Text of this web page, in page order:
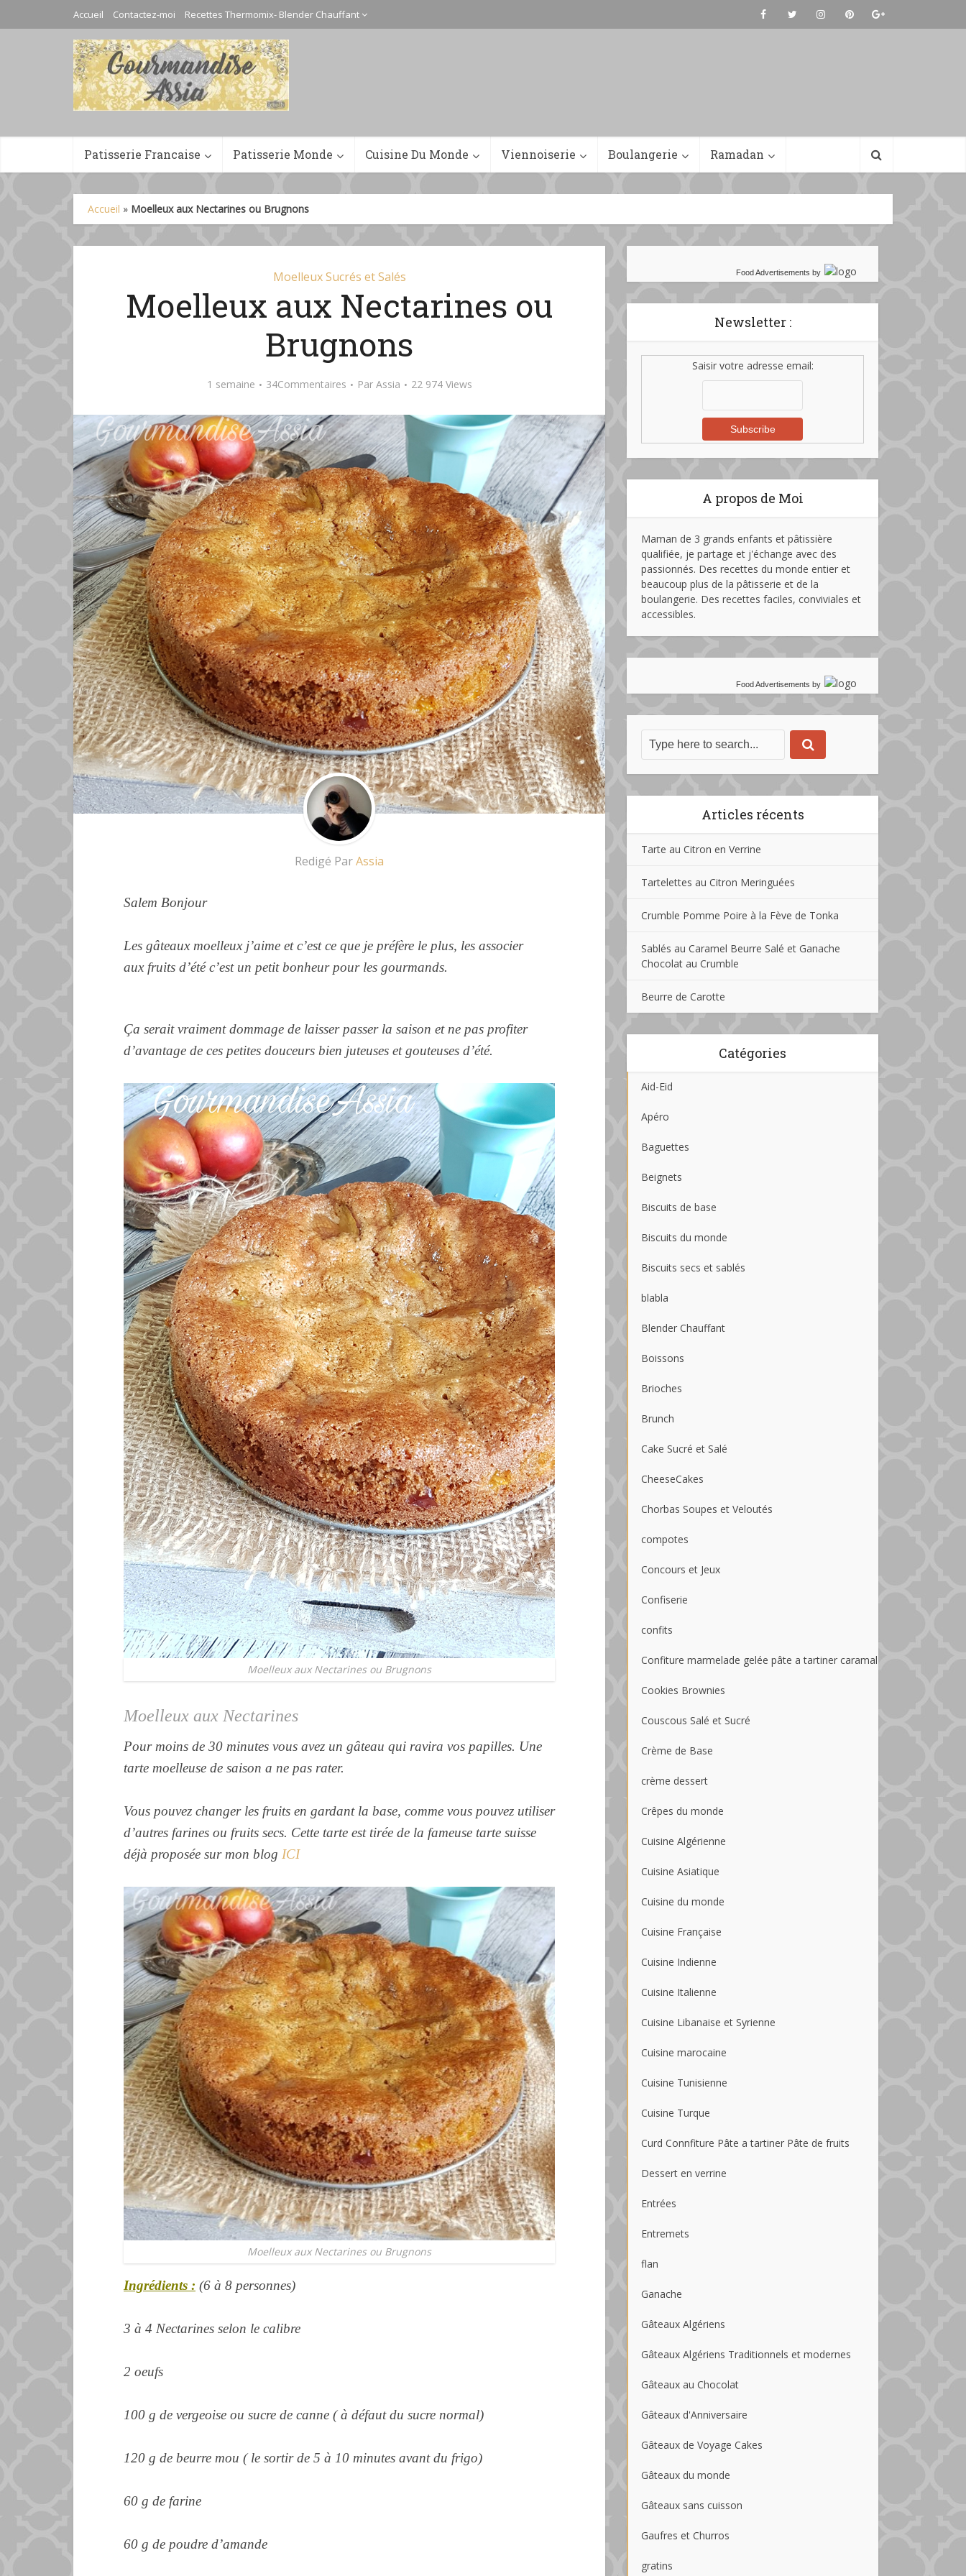
Accueil Contactez-moi Recettes Thermomix- Blender Chauffant
Patisserie Francaise Patisserie Monde Cuisine Du Monde Viennoiserie Boulangerie Ramadan
Accueil » Moelleux aux Nectarines ou Brugnons
Moelleux Sucrés et Salés
Moelleux aux Nectarines ou
Brugnons
1 semaine 34Commentaires Par Assia 22 974 Views
Redigé ParAssia
Salem Bonjour
Les gâteaux moelleuxj’aime et c’est ce que je préfère le plus, les associer
aux fruits d’été c’est un petit bonheur pour les gourmands.
Ça serait vraiment dommage de laisser passer la saison et ne pas profiter
d’avantage de ces petites douceurs bien juteuses et gouteuses d’été.
Moelleux aux Nectarines ou Brugnons
Moelleux aux Nectarines
Pour moins de 30 minutes vous avez un gâteau qui ravira vos papilles. Une
tarte moelleuse de saison a ne pas rater.
Vous pouvez changer les fruits en gardant la base, comme vous pouvez utiliser
d’autres farines ou fruits secs. Cette tarte est tirée de la fameuse tarte suisse
déjà proposée sur mon blog ICI
Moelleux aux Nectarines ou Brugnons
Ingrédients : (6 à 8 personnes)
3 à 4 Nectarines selon le calibre
2 oeufs
100 g de vergeoise ou sucre de canne ( à défaut du sucre normal)
120 g de beurre mou ( le sortir de 5 à 10 minutes avant du frigo)
60 g de farine
60 g de poudre d’amande
Food Advertisements by
Newsletter :
Saisir votre adresse email:
A propos de Moi
Maman de 3 grands enfants et pâtissière
qualifiée, je partage et j'échange avec des
passionnés. Des recettes du monde entier et
beaucoup plus de la pâtisserie et de la
boulangerie. Des recettes faciles, conviviales et
accessibles.
Food Advertisements by
Articles récents
Tarte au Citron en Verrine
Tartelettes au Citron Meringuées
Crumble Pomme Poire à la Fève de Tonka
Sablés au Caramel Beurre Salé et Ganache
Chocolat au Crumble
Beurre de Carotte
Catégories
Aid-Eid
Apéro
Baguettes
Beignets
Biscuits de base
Biscuits du monde
Biscuits secs et sablés
blabla
Blender Chauffant
Boissons
Brioches
Brunch
Cake Sucré et Salé
CheeseCakes
Chorbas Soupes et Veloutés
compotes
Concours et Jeux
Confiserie
confits
Confiture marmelade gelée pâte a tartiner caramal
Cookies Brownies
Couscous Salé et Sucré
Crème de Base
crème dessert
Crêpes du monde
Cuisine Algérienne
Cuisine Asiatique
Cuisine du monde
Cuisine Française
Cuisine Indienne
Cuisine Italienne
Cuisine Libanaise et Syrienne
Cuisine marocaine
Cuisine Tunisienne
Cuisine Turque
Curd Connfiture Pâte a tartiner Pâte de fruits
Dessert en verrine
Entrées
Entremets
flan
Ganache
Gâteaux Algériens
Gâteaux Algériens Traditionnels et modernes
Gâteaux au Chocolat
Gâteaux d'Anniversaire
Gâteaux de Voyage Cakes
Gâteaux du monde
Gâteaux sans cuisson
Gaufres et Churros
gratins